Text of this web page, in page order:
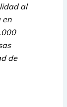
al
en
de